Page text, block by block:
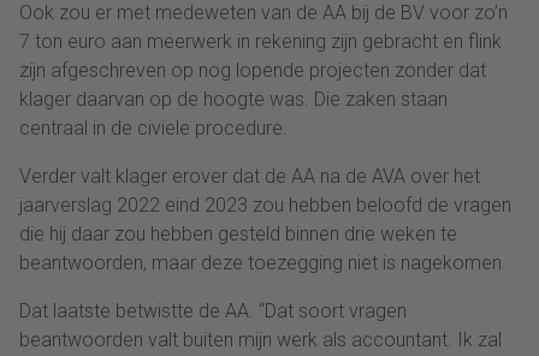
Ook zou er met medeweten van de AA bij de BV voor zo’n
7 ton euro aan meerwerk in rekening zijn gebracht en flink
zijn afgeschreven op nog lopende projecten zonder dat
klager daarvan op de hoogte was. Die zaken staan
centraal in de civiele procedure.
Verder valt klager erover dat de AA na de AVA over het
jaarverslag 2022 eind 2023 zou hebben beloofd de vragen
die hij daar zou hebben gesteld binnen drie weken te
beantwoorden, maar deze toezegging niet is nagekomen.
Dat laatste betwistte de AA. “Dat soort vragen
beantwoorden valt buiten mijn werk als accountant. Ik zal